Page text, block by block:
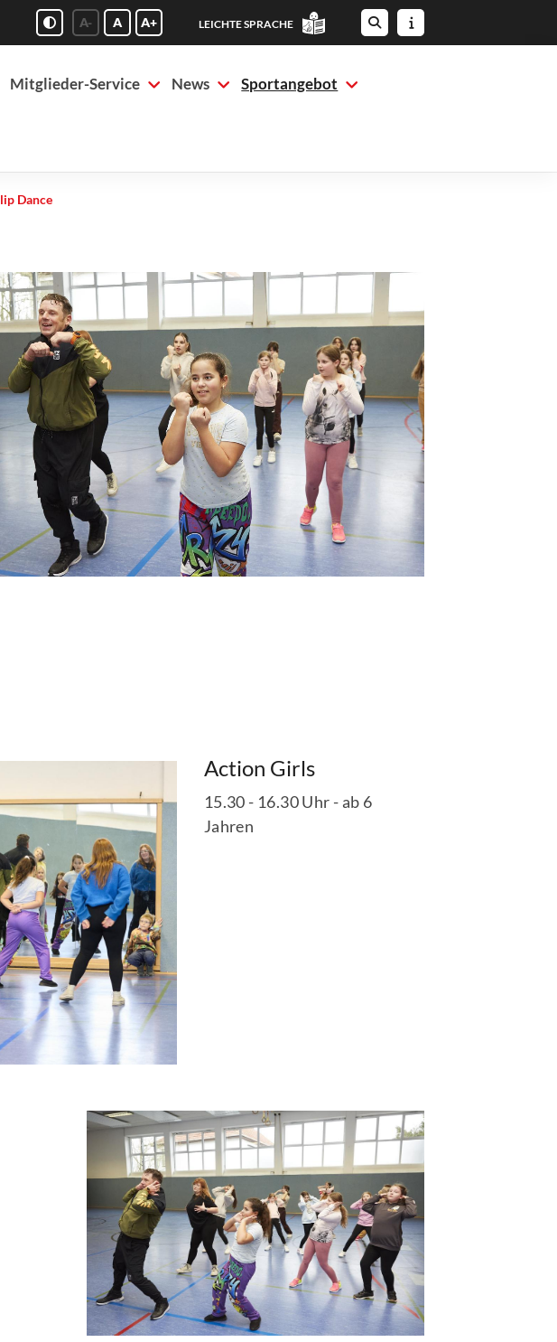
A- A A+ LEICHTE SPRACHE
Mitglieder-Service News Sportangebot
Dance
Action Girls
15.30 - 16.30 Uhr - ab 6
Jahren
Geschäftsstelle
SC Wildeshausen
Grüner Weg 1
27793 Wildeshausen
04431/2994
moin@scwildeshausen.de